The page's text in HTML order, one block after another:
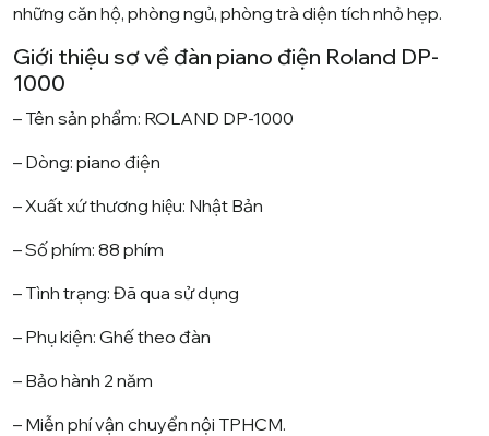
những căn hộ, phòng ngủ, phòng trà diện tích nhỏ hẹp.
Giới thiệu sơ về đàn piano điện Roland DP-
1000
– Tên sản phẩm: ROLAND DP-1000
– Dòng: piano điện
– Xuất xứ thương hiệu: Nhật Bản
– Số phím: 88 phím
– Tình trạng: Đã qua sử dụng
– Phụ kiện: Ghế theo đàn
– Bảo hành 2 năm
– Miễn phí vận chuyển nội TPHCM.